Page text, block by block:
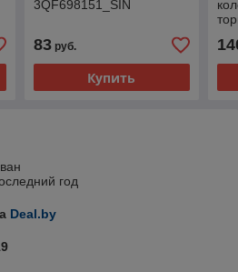
3QF698151_SIN
83руб.
Купить
год
Deal.by